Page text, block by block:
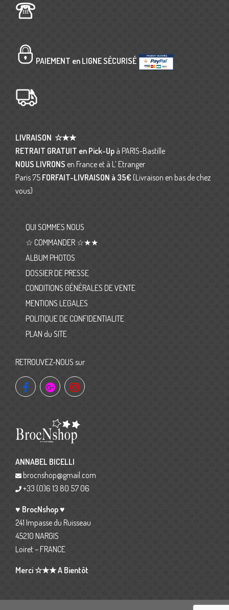
PAIEMENT en LIGNE SÉCURISÉ
LIVRAISON ☆★★
RETRAIT GRATUIT en Pick-Up à PARIS-Bastille
NOUS LIVRONS en France et à L’ Etranger
Paris 75 FORFAIT-LIVRAISON à 35€ (Livraison en bas de chez
vous)
QUI SOMMES NOUS
☆ COMMANDER ☆★★
ALBUM PHOTOS
DOSSIER DE PRESSE
CONDITIONS GÉNÉRALES DE VENTE
MENTIONS LEGALES
POLITIQUE DE CONFIDENTIALITE
PLAN du SITE
RETROUVEZ-NOUS sur
ANNABEL BICELLI
brocnshop@gmail.com
+33 (0)6 13 80 57 06
♥ BrocNshop ♥
241 Impasse du Ruisseau
45210 NARGIS
Loiret – FRANCE
Merci ☆★★ A Bientôt